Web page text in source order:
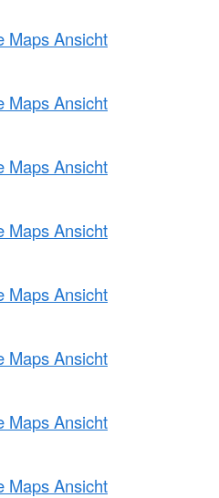
Maps Ansicht
Maps Ansicht
Maps Ansicht
Maps Ansicht
Maps Ansicht
Maps Ansicht
Maps Ansicht
Maps Ansicht